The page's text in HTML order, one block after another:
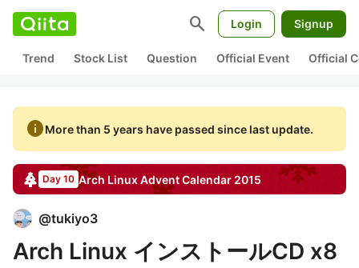
search Login Signup
Trend Stock List Question Official Event Official
infoMore than 5 years have passed since last update.
Day 10 Arch LinuxAdvent Calendar 2015
@tukiyo3
Arch Linux インストールCD x8